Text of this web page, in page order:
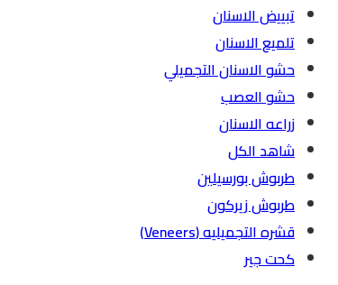
تبييض الاسنان
تلميع الاسنان
حشو الاسنان التجميلي
حشو العصب
زراعه الاسنان
شاهد الكل
طربوش بورسيلين
طربوش زيركون
قشره التجميليه (Veneers)
كحت جير